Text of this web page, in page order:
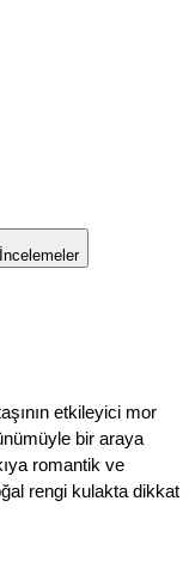
İncelemeler
etkileyici mor
bir araya
romantik ve
rengi kulakta dikkat